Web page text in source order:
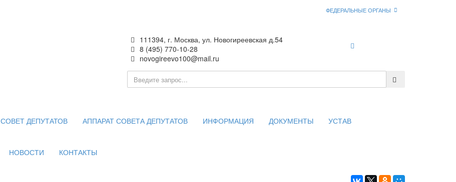
ФЕДЕРАЛЬНЫЕ ОРГАНЫ
111394, г. Москва, ул. Новогиреевская д.54
8 (495) 770-10-28
novogireevo100@mail.ru
СОВЕТ ДЕПУТАТОВ АППАРАТ СОВЕТА ДЕПУТАТОВ ИНФОРМАЦИЯ ДОКУМЕНТЫ УСТАВ
НОВОСТИ КОНТАКТЫ